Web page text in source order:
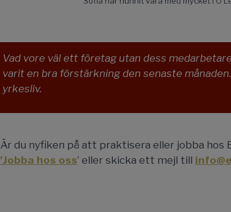
Vad vore väl ett företag utan dess
varit en bra förstärkning den senaste
yrkesliv.
Är du nyfiken på att praktisera eller jobba hos
’Jobba hos oss’ eller skicka ett mejl till